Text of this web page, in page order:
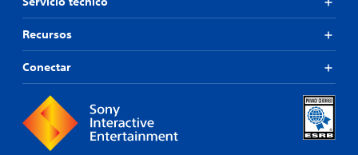
Recursos
Conectar